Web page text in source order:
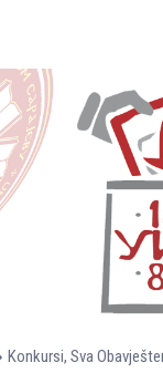
Konkursi, Sva